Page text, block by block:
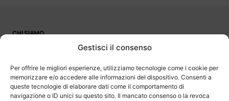
Gestisci il consenso
Per offrire le migliori esperienze, utilizziamo tecnologie come i cookie per
memorizzare e/o accedere alle informazioni del dispositivo. Consenti a
queste tecnologie di elaborare dati come il comportamento di
navigazione o ID unici su questo sito. Il mancato consenso o la revoca
CHI SIAMO